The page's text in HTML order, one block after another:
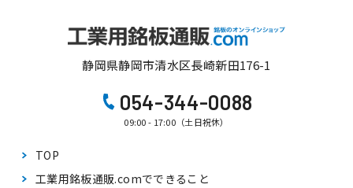
静岡県静岡市清水区長崎新田176-1
054-344-0088
09:00 - 17:00（土日祝休）
TOP
工業用銘板通販.comでできること